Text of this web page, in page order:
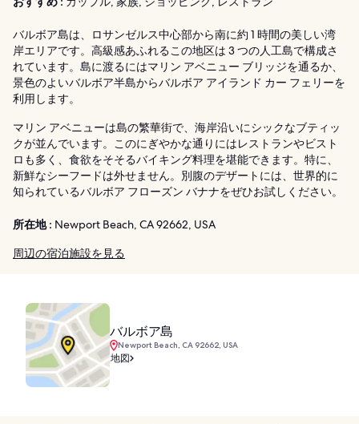
バルボア島は、ロサンゼルス中心部から南に約 1 時間の美しい湾
岸エリアです。高級感あふれるこの地区は 3 つの人工島で構成さ
れています。島に渡るにはマリン アベニュー ブリッジを通るか、
景色のよいバルボア半島からバルボア アイランド カー フェリーを
利用します。
マリン アベニューは島の繁華街で、海岸沿いにシックなブティッ
クが並んでいます。このにぎやかな通りにはレストランやビスト
ロも多く、食欲をそそるバイキング料理を堪能できます。特に、
新鮮なシーフードは外せません。別腹のデザートには、世界的に
知られているバルボア フローズン バナナをぜひお試しください。
所在地 : Newport Beach, CA 92662, USA
周辺の宿泊施設を見る
バルボア島
Newport Beach, CA 92662, USA
地図